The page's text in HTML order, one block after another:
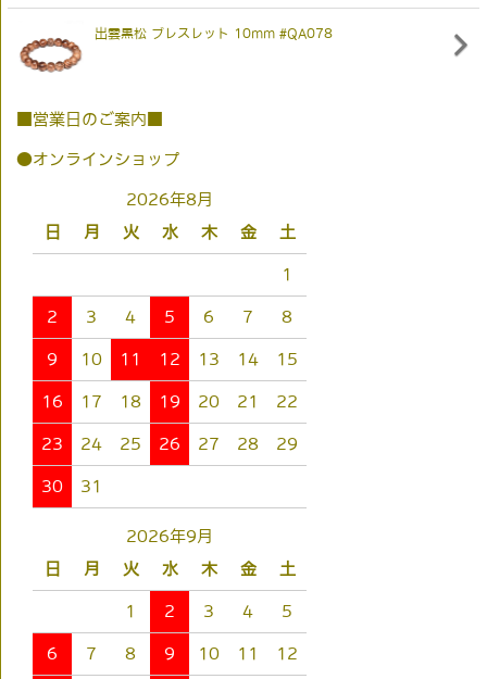
出雲黒松 ブレスレット 10mm #QA078
■営業日のご案内■
●オンラインショップ
2026年8月
日
月 火 水 木 金 土
1
2 3 4 5 6 7 8
9 10 11 12 13 14 15
16 17 18 19 20 21 22
23 24 25 26 27 28 29
30 31
2026年9月
日
月 火 水 木 金 土
1 2 3 4 5
6 7 8 9 10 11 12